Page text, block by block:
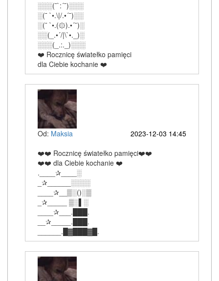
░░░(¯`:´¯)░░░
░(¯ `•.\|/.•´¯)░░
░(¯ `•.(۞).•´¯)░
░░(_.•´/|\`•._)░
░░░(_.:._)░░░
❤️ Rocznicę światełko pamięci
dla Ciebie kochanie ❤️
Od: Maksia
2023-12-03 14:45
❤️❤️ Rocznicę światełko pamięci❤️❤️
❤️❤️ dla Ciebie kochanie ❤️
.____✰____░
_✰______░░░░
____✰__▒░()░▒
_✰_____ ▒░▌░
____✰___.███.
__✰_____.███.
______.█▓███▓█.